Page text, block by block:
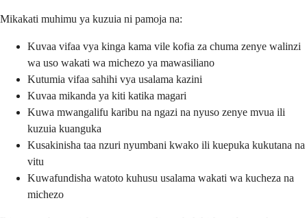
Mikakati muhimu ya kuzuia ni pamoja na:
Kuvaa vifaa vya kinga kama vile kofia za chuma zenye walinzi
wa uso wakati wa michezo ya mawasiliano
Kutumia vifaa sahihi vya usalama kazini
Kuvaa mikanda ya kiti katika magari
Kuwa mwangalifu karibu na ngazi na nyuso zenye mvua ili
kuzuia kuanguka
Kusakinisha taa nzuri nyumbani kwako ili kuepuka kukutana na
vitu
Kuwafundisha watoto kuhusu usalama wakati wa kucheza na
michezo